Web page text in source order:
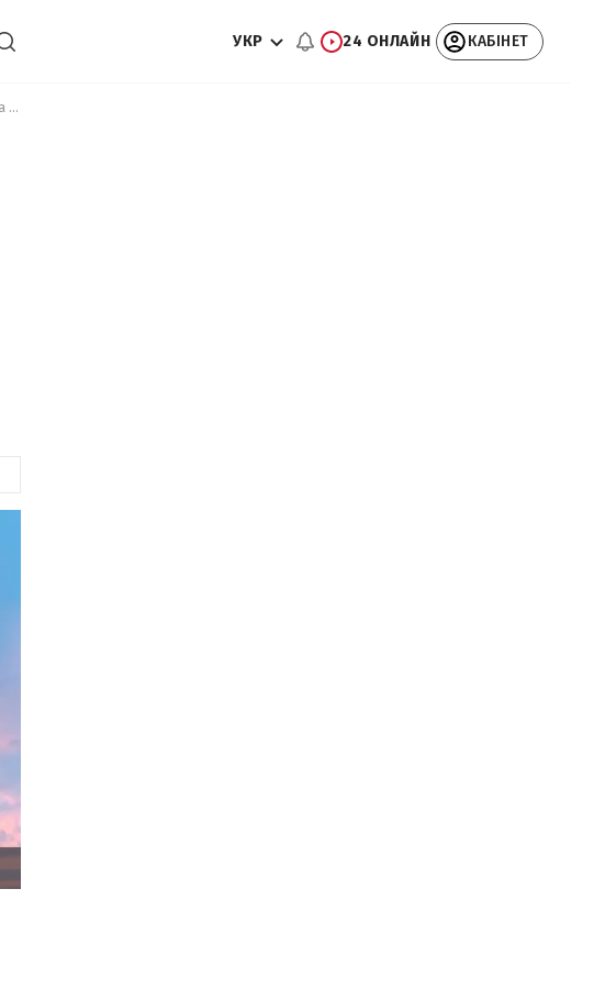
УКР 24 ОНЛАЙН КАБІНЕТ
Росіяни знову запускали "Шахеди": для яких регіонів була загроза, та які наслідки атаки